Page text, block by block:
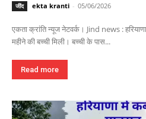
जींद ekta kranti - 05/06/2026
एकता क्रांति न्यूज नेटवर्क। Jind news :
महीने की बच्ची मिली। बच्ची के पास...
Read more